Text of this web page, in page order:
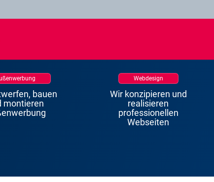
bauen
montieren
Webdesign
Wir konzipieren und
realisieren
professionellen
Webseiten